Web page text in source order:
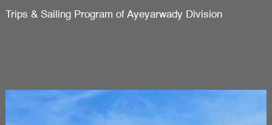
Trips & Sailing Program of Ayeyarwady Division